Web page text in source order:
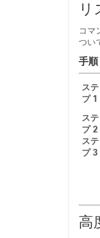
リ
コマ
つい
手順
ステ
プ 1
ステ
プ 2
ステ
プ 3
高